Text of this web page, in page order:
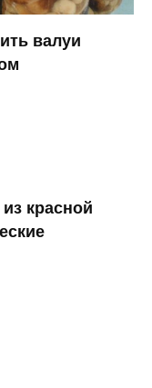
валуи
красной